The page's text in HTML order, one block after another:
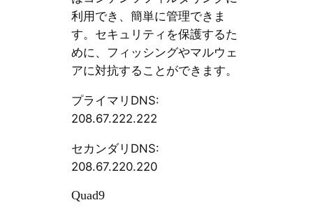
利用でき、簡単に管理できま
す。セキュリティを保護するた
めに、フィッシングやマルウェ
アに対抗することができます。
プライマリDNS:
208.67.222.222
セカンダリDNS:
208.67.220.220
Quad9